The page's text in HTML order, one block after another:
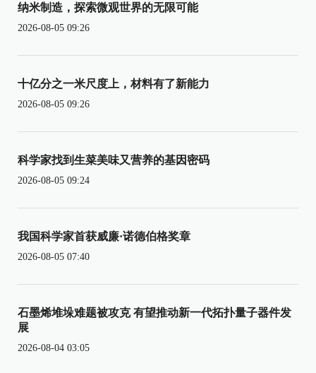
纳米制造，探索微观世界的无限可能
2026-08-05 09:26
十亿分之一米尺度上，材料有了新能力
2026-08-05 09:26
科学家找到生菜美味又营养的基因密码
2026-08-05 09:24
我国科学家首获威廉·诺德伯格奖章
2026-08-05 07:40
石墨烯堆垛难题被攻克 有望推动新一代拓扑量子器件发
展
2026-08-04 03:05